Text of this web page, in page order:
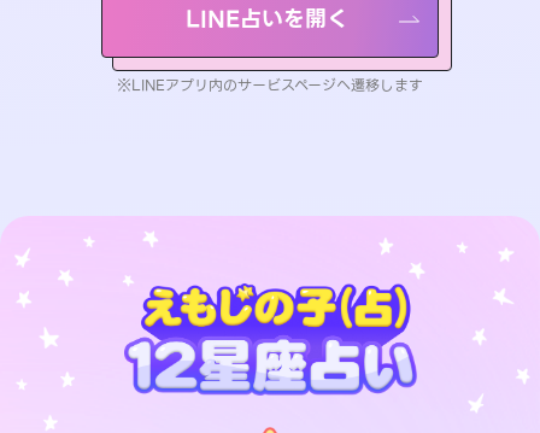
LINE占いを開く
※LINEアプリ内のサービスページへ遷移します